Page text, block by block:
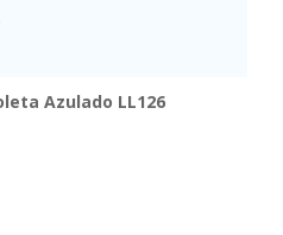
Azulado LL126